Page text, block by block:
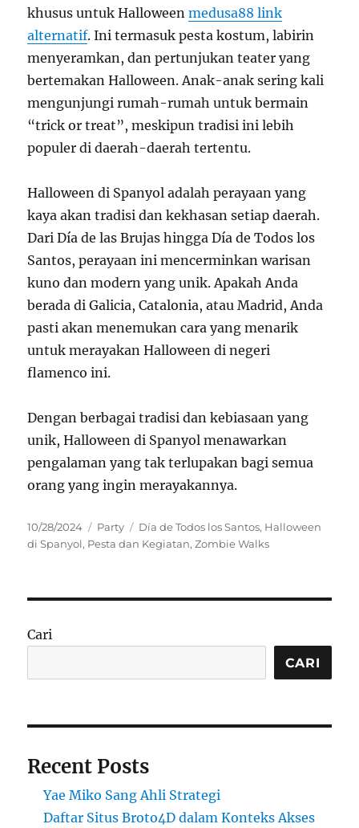
khusus untuk Halloweenmedusa88 link
alternatif. Ini termasuk pesta kostum, labirin
menyeramkan, dan pertunjukan teater yang
bertemakan Halloween. Anak-anak sering kali
mengunjungi rumah-rumah untuk bermain
“trick or treat”, meskipun tradisi ini lebih
populer di daerah-daerah tertentu.
Halloween di Spanyol adalah perayaan yang
kaya akan tradisi dan kekhasan setiap daerah.
Dari Día de las Brujas hingga Día de Todos los
Santos, perayaan ini mencerminkan warisan
kuno dan modern yang unik. Apakah Anda
berada di Galicia, Catalonia, atau Madrid, Anda
pasti akan menemukan cara yang menarik
untuk merayakan Halloween di negeri
flamenco ini.
Dengan berbagai tradisi dan kebiasaan yang
unik, Halloween di Spanyol menawarkan
pengalaman yang tak terlupakan bagi semua
orang yang ingin merayakannya.
Posted
on
10/28/2024 Categories
Party Tags
Día de Todos los Santos, Halloween
di Spanyol, Pesta dan Kegiatan,Zombie Walks
Cari
CARI
Recent Posts
Yae Miko Sang Ahli Strategi
Daftar Situs Broto4D dalam Konteks Akses